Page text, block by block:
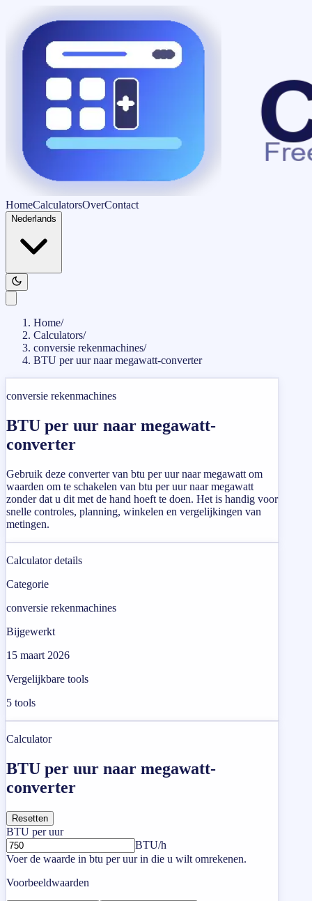
HomeCalculatorsOverContact
Nederlands
Home/
Calculators/
conversie rekenmachines/
BTU per uur naar megawatt-converter
conversie rekenmachines
BTU per uur naar megawatt-
converter
Gebruik deze converter van btu per uur naar megawatt om
waarden om te schakelen van btu per uur naar megawatt
zonder dat u dit met de hand hoeft te doen. Het is handig voor
snelle controles, planning, winkelen en vergelijkingen van
metingen.
Calculator details
Categorie
conversie rekenmachines
Bijgewerkt
15 maart 2026
Vergelijkbare tools
5 tools
Calculator
BTU per uur naar megawatt-
converter
Resetten
BTU per uur
BTU/h
Voer de waarde in btu per uur in die u wilt omrekenen.
Voorbeeldwaarden